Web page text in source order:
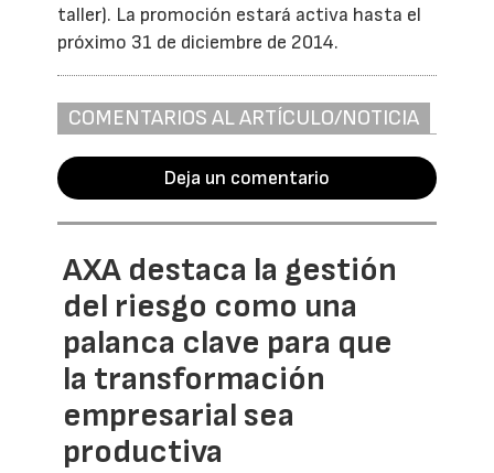
taller). La promoción estará activa hasta el
próximo 31 de diciembre de 2014.
COMENTARIOS AL ARTÍCULO/NOTICIA
Deja un comentario
AXA destaca la gestión
del riesgo como una
palanca clave para que
la transformación
empresarial sea
productiva